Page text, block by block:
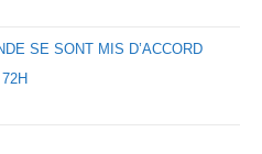
SE SONT MIS D’ACCORD